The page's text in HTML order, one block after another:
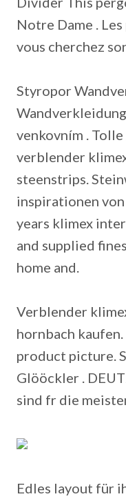
Notre Dame .
vous cherchez
Styropor
venkovním .
verblender
steenstrips.
inspirationen
years klimex
and supplied
home and.
Verblender
hornbach
product picture.
Glööckler .
sind fr die
Edles layout für